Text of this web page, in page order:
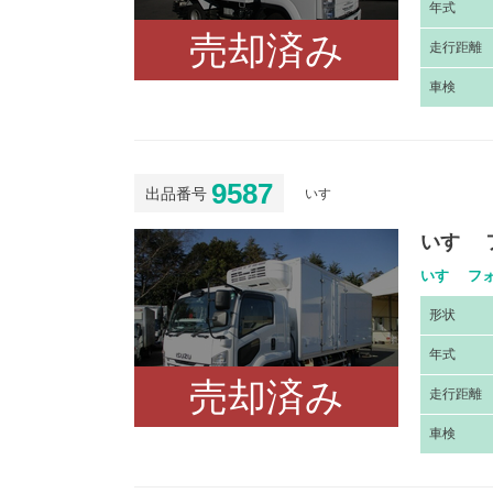
売却済み
年式
走行距離
車検
出品番号 9587 いすゞ
売却済み
いすゞ
いすゞ フ
形状
年式
走行距離
車検